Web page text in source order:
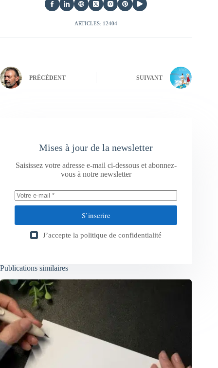
ARTICLES: 12404
PRÉCÉDENT SUIVANT
Mises à jour de la newsletter
Saisissez votre adresse e-mail ci-dessous et abonnez-
vous à notre newsletter
S’inscrire
J’accepte la politique de confidentialité
Publications similaires